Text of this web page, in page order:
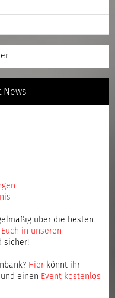
News
über die besten
Euch in unseren
sicher!
Hier könnt ihr
einen Event kostenlos